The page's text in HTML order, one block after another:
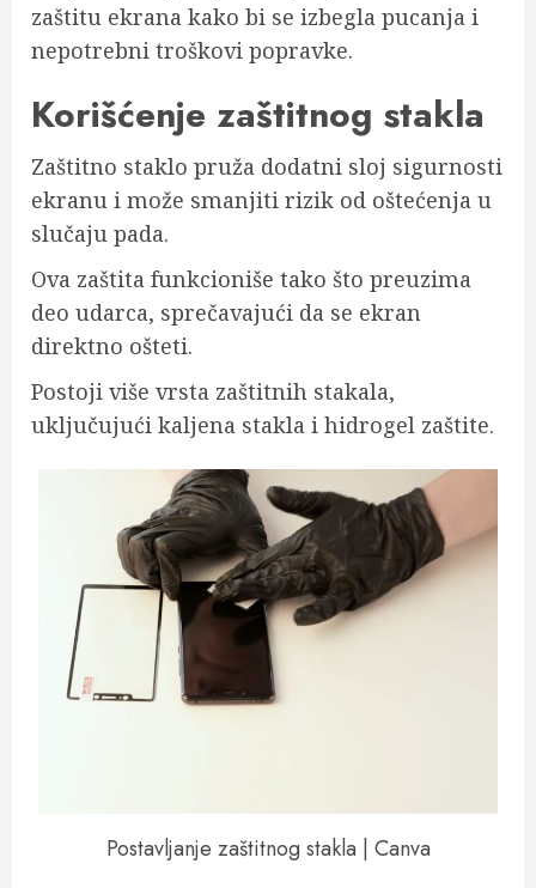
zaštitu ekrana kako bi se izbegla pucanja i
nepotrebni troškovi popravke.
Korišćenje zaštitnog stakla
Zaštitno staklo pruža dodatni sloj sigurnosti
ekranu i može smanjiti rizik od oštećenja u
slučaju pada.
Ova zaštita funkcioniše tako što preuzima
deo udarca, sprečavajući da se ekran
direktno ošteti.
Postoji više vrsta zaštitnih stakala,
uključujući kaljena stakla i hidrogel zaštite.
Postavljanje zaštitnog stakla | Canva